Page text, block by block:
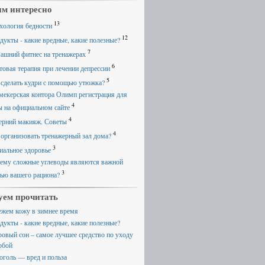
интересно
бедности 13
- какие вредные, какие полезные? 12
фитнес на тренажерах 7
терапия при лечении депрессии 6
кудри с помощью утюжка? 5
контора Олимп регистрация для
на официальном сайте 4
макияж. Советы 4
тренажерный зал дома? 4
здоровье 3
сложные углеводы являются важной
вашего рациона? 3
прочитать
кожу в зимнее время
- какие вредные, какие полезные?
сон – самое лучшее средство по уходу
— вред и польза